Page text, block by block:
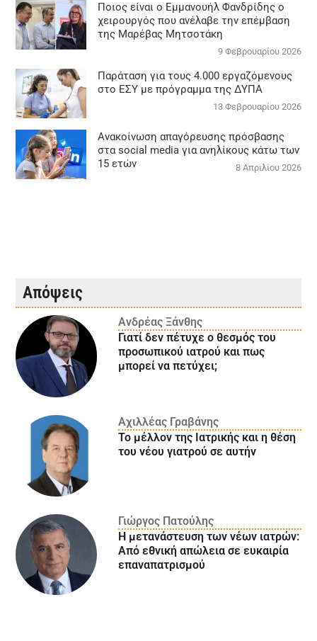
Ποιος είναι ο Εμμανουήλ Φανδρίδης ο
χειρουργός που ανέλαβε την επέμβαση
της Μαρέβας Μητσοτάκη
9 Φεβρουαρίου 2026
Παράταση για τους 4.000 εργαζόμενους
στο ΕΣΥ με πρόγραμμα της ΔΥΠΑ
13 Φεβρουαρίου 2026
Ανακοίνωση απαγόρευσης πρόσβασης
στα social media για ανηλίκους κάτω των
15 ετών
8 Απριλίου 2026
Απόψεις
Ανδρέας Ξάνθης
Γιατί δεν πέτυχε ο θεσμός του
προσωπικού ιατρού και πως
μπορεί να πετύχει;
Αχιλλέας Γραβάνης
Το μέλλον της Ιατρικής και η θέση
του νέου γιατρού σε αυτήν
Γιώργος Πατούλης
Η μετανάστευση των νέων ιατρών:
Aπό εθνική απώλεια σε ευκαιρία
επαναπατρισμού